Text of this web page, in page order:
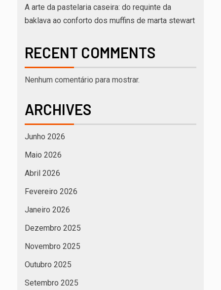
A arte da pastelaria caseira: do requinte da
baklava ao conforto dos muffins de marta stewart
RECENT COMMENTS
Nenhum comentário para mostrar.
ARCHIVES
Junho 2026
Maio 2026
Abril 2026
Fevereiro 2026
Janeiro 2026
Dezembro 2025
Novembro 2025
Outubro 2025
Setembro 2025